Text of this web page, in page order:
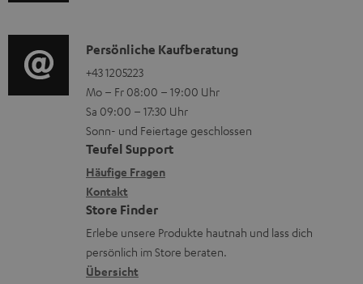
n
t
e
r
l
a
d
e
n
t
i
o
n
e
n
z
u
r
G
i
o
-
L
e
x
i
k
o
n
K
o
n
t
a
k
t
d
a
t
Persönliche Kaufberatung
+43 1205223
Mo – Fr 08:00 – 19:00 Uhr
Sa 09:00 – 17:30 Uhr
Sonn- und Feiertage geschlossen
Teufel Support
Häufige Fragen
Kontakt
Store Finder
Erlebe unsere Produkte hautnah und lass dich
persönlich im Store beraten.
Übersicht